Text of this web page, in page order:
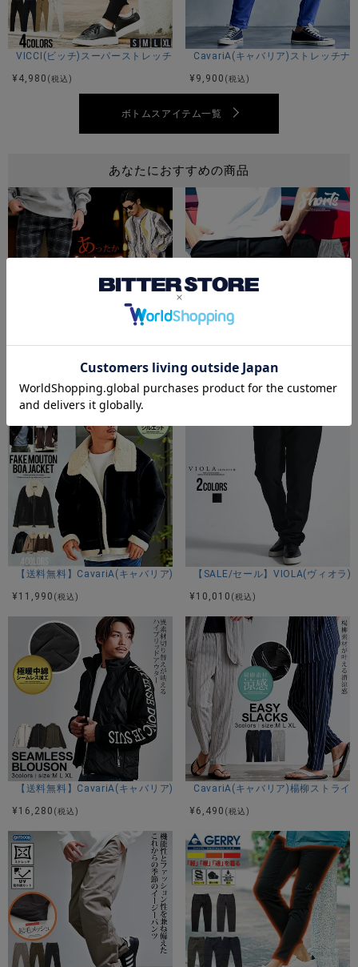
44(M)：着丈97股上25股下72ウエスト37(最大+4cm程度)ヒ
ップ48わたり(もも幅)29膝幅19裾幅15
46(L)：着丈100股上26股下74ウエスト40(最大+4cm程度)ヒ
48(XL)：着丈102股上27股下75ウエスト42(最大+4cm程度)
※平置き計測、腰周りなどは約二倍程度。
前身頃：ポリエステル92% ポリウレタン8%
後身頃：ポリエステル95% ポリウレタン5%
詰め物：ダウン80% フェザー20%
Kouki：身長178cm 体重70kg Lサイズ着用
カラー展開
ブラック/ネイビー/チャコール
アイテムガイド
伸縮性-部分的にあり 透け感-なし 生地の厚み-普通 裏地-なし
※当店スタッフの個人的な感想になります。お客様により、感
じ方等異なる場合がございますので、あくまでもご参考とし
VICCI(ビッチ)スーパーストレッチスキニーパンツ/全4色
¥ 4,980 (税込)
CavariA(キャバリア)ストレッチナ
¥ 9,900 (税込)
ボトムスアイテム一覧
あなたにおすすめの商品
7,590 (税込) (税込)
【送料無料】CavariA(キャバリア)フェイクムートン裏ボアジップアップ
¥ 11,990 (税込)
【SALE/セール】VIOLA(ヴィオラ
¥ 10,010 (税込)
【送料無料】CavariA(キャバリア)シームレスニットコンビ/全3色
¥ 16,280 (税込)
CavariA(キャバリア)楊柳ストライ
¥ 6,490 (税込)